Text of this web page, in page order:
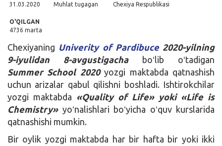
31.03.2020
Muhlat tugagan
Chexiya Respublikasi
O'QILGAN
4736 marta
Chexiyaning Univerity of Pardibuce 2020-yilning
9-iyulidan 8-avgustigachaboʻlib oʻtadigan
Summer School 2020yozgi maktabda qatnashish
uchun arizalar qabul qilishni boshladi. Ishtirokchilar
yozgi maktabda «Quality of Life» yoki «Life is
Chemistry»yoʻnalishlari boʻyicha oʻquv kurslarida
qatnashishi mumkin.
Bir oylik yozgi maktabda har bir hafta bir yoki ikki